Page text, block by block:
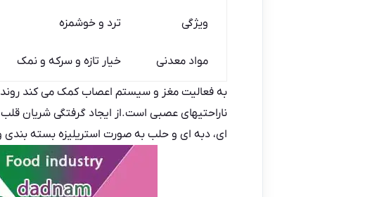
ویژگی ترد و خوشمزه
مواد معدنی خیار تازه و سرکه و نمک
به فعالیت مغز و سیستم اعصاب کمک می کند
ناراحتیهای عصبی است.از ایجاد گرفتگی شریان
ای، دبه ای و حلب به صورت استریلیزه بسته